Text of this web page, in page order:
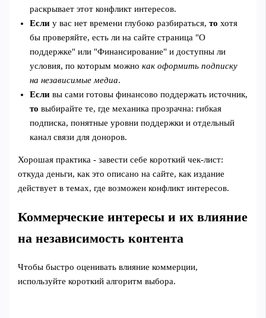
раскрывает этот конфликт интересов.
Если у вас нет времени глубоко разбираться,то хотя
бы проверяйте, есть ли на сайте страница "О
поддержке" или "Финансирование" и доступны ли
условия, по которым можнокак оформить подписку
на независимые медиа.
Если вы сами готовы финансово поддержать источник,
то выбирайте те, где механика прозрачна: гибкая
подписка, понятные уровни поддержки и отдельный
канал связи для доноров.
Хорошая практика - завести себе короткий чек-лист:
откуда деньги, как это описано на сайте, как издание
действует в темах, где возможен конфликт интересов.
Коммерческие интересы и их влияние
на независимость контента
Чтобы быстро оценивать влияние коммерции,
используйте короткий алгоритм выбора.